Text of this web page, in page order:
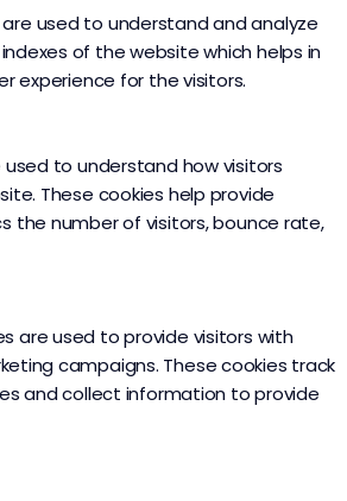
used to understand and analyze
of the website which helps in
experience for the visitors.
to understand how visitors
These cookies help provide
the number of visitors, bounce rate,
are used to provide visitors with
campaigns. These cookies track
and collect information to provide